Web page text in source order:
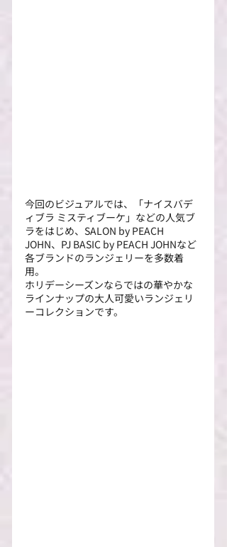
今回のビジュアルでは、「ナイスバデ
ィブラ ミスティブーケ」などの人気ブ
ラをはじめ、SALON by PEACH
JOHN、PJ BASIC by PEACH JOHNなど
各ブランドのランジェリーを多数着
用。
ホリデーシーズンならではの華やかな
ラインナップの大人可愛いランジェリ
ーコレクションです。